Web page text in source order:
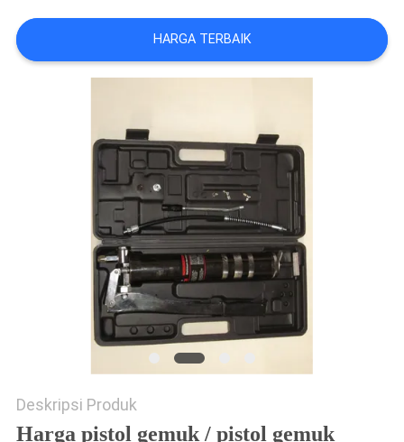
PENAWARAN
SITEMAP
PRIVACY
HARGA TERBAIK
Deskripsi Produk
Harga pistol gemuk / pistol gemuk